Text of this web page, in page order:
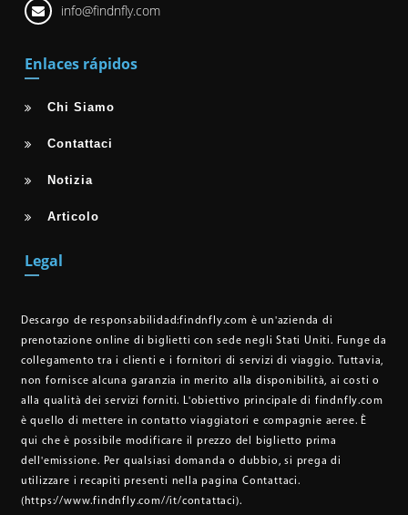
info@findnfly.com
Enlaces rápidos
Chi Siamo
Contattaci
Notizia
Articolo
Legal
Descargo de responsabilidad:findnfly.com è un'azienda di
prenotazione online di biglietti con sede negli Stati Uniti. Funge da
collegamento tra i clienti e i fornitori di servizi di viaggio. Tuttavia,
non fornisce alcuna garanzia in merito alla disponibilità, ai costi o
alla qualità dei servizi forniti. L'obiettivo principale di findnfly.com
è quello di mettere in contatto viaggiatori e compagnie aeree. È
qui che è possibile modificare il prezzo del biglietto prima
dell'emissione. Per qualsiasi domanda o dubbio, si prega di
utilizzare i recapiti presenti nella pagina Contattaci.
(https://www.findnfly.com//it/contattaci).